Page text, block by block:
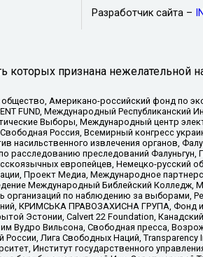
Разработчик сайта –
признана нежелательной
Американо-российский фонд по
FUND, Международный Республиканский
Выборы, Международный центр
Россия, Всемирный конгресс
извлечения органов,
расследованию преследований Фалуньгун,
европейцев, Немецко-русский
Проект Медиа, Международное
Международный Библейский Колледж,
организаций по наблюдению за
КРИМСЬКА ПРАВОЗАХИСНА ГРУПА, Фонд
Эстонии, Calvert 22 Foundation,
Вудро Вильсона, Свободная пресса,
Лига Свободных Наций,
Институт государственного